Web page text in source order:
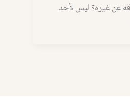
‬المسيحي؟‭ ‬وما‭ ‬الذي‭ ‬يفرقه‭ ‬عن‭ ‬غيره؟ ليس لأحد